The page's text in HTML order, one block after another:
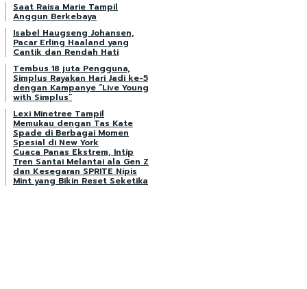
Saat Raisa Marie Tampil
Anggun Berkebaya
Isabel Haugseng Johansen,
Pacar Erling Haaland yang
Cantik dan Rendah Hati
Tembus 18 juta Pengguna,
Simplus Rayakan Hari Jadi ke-5
dengan Kampanye “Live Young
with Simplus”
Lexi Minetree Tampil
Memukau dengan Tas Kate
Spade di Berbagai Momen
Spesial di New York
Cuaca Panas Ekstrem, Intip
Tren Santai Melantai ala Gen Z
dan Kesegaran SPRITE Nipis
Mint yang Bikin Reset Seketika